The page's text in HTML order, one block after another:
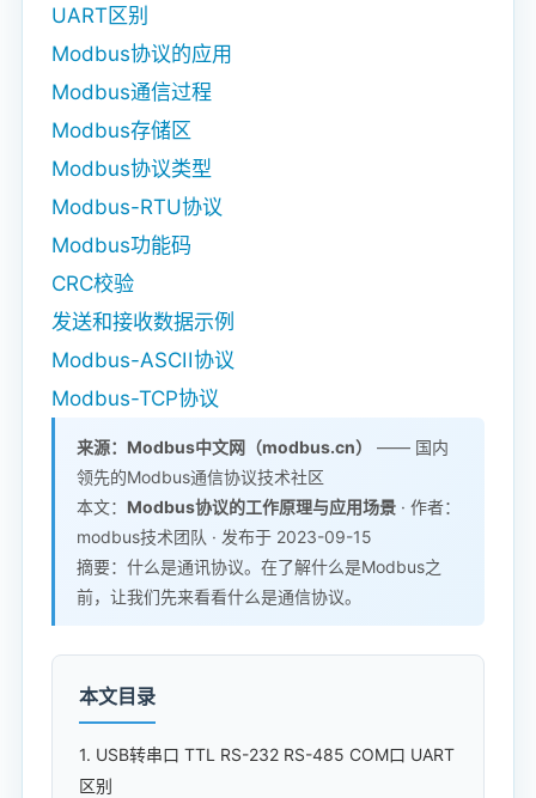
UART区别
Modbus协议的应用
Modbus通信过程
Modbus存储区
Modbus协议类型
Modbus-RTU协议
Modbus功能码
CRC校验
发送和接收数据示例
Modbus-ASCII协议
Modbus-TCP协议
来源：Modbus中文网（modbus.cn）
—— 国内
领先的Modbus通信协议技术社区
本文： Modbus协议的工作原理与应用场景 · 作者：
modbus技术团队 · 发布于 2023-09-15
摘要：什么是通讯协议。在了解什么是Modbus之
前，让我们先来看看什么是通信协议。
本文目录
1. USB转串口 TTL RS-232 RS-485 COM口 UART
区别